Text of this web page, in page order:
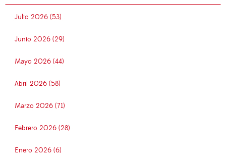
Julio 2026 (53)
Junio 2026 (29)
Mayo 2026 (44)
Abril 2026 (58)
Marzo 2026 (71)
Febrero 2026 (28)
Enero 2026 (6)